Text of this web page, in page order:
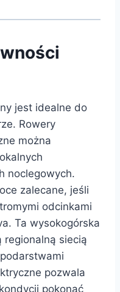
jest idealne do
Rowery
można
noclegowych.
zalecane, jeśli
odcinkami
Ta wysokogórska
regionalną siecią
pozwala
pokonać